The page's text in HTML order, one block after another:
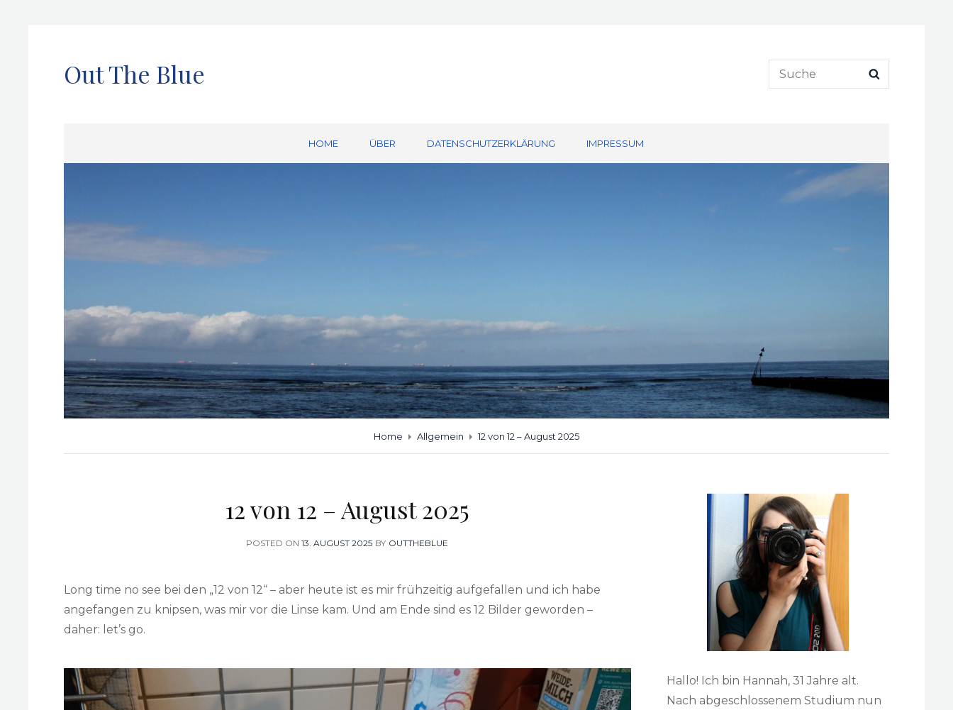
Out The Blue
Search
for:
HOME ÜBER DATENSCHUTZERKLÄRUNG IMPRESSUM
Home Allgemein 12 von 12 – August 2025
12 von 12 – August 2025
POSTED ONPOSTED
13. AUGUST 2025 BY OUTTHEBLUE
Long time no see bei den „12 von 12“ – aber heute ist es mir frühzeitig aufgefallen und ich habe
angefangen zu knipsen, was mir vor die Linse kam. Und am Ende sind es 12 Bilder geworden –
daher: let’s go.
Hallo! Ich bin Hannah, 31 Jahre alt.
Nach abgeschlossenem Studium nun